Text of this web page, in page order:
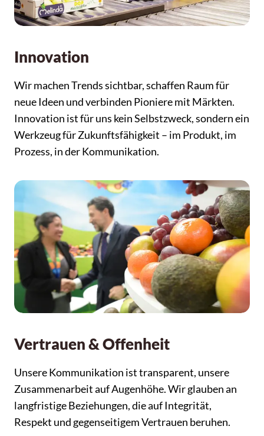
Innovation
Wir machen Trends sichtbar, schaffen Raum für
neue Ideen und verbinden Pioniere mit Märkten.
Innovation ist für uns kein Selbstzweck, sondern ein
Werkzeug für Zukunftsfähigkeit – im Produkt, im
Prozess, in der Kommunikation.
Vertrauen & Offenheit
Unsere Kommunikation ist transparent, unsere
Zusammenarbeit auf Augenhöhe. Wir glauben an
langfristige Beziehungen, die auf Integrität,
Respekt und gegenseitigem Vertrauen beruhen.